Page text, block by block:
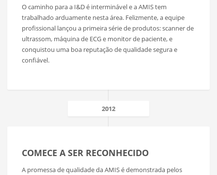
O caminho para a I&D é interminável e a AMIS tem
trabalhado arduamente nesta área. Felizmente, a equipe
profissional lançou a primeira série de produtos: scanner de
ultrassom, máquina de ECG e monitor de paciente, e
conquistou uma boa reputação de qualidade segura e
confiável.
2012
COMECE A SER RECONHECIDO
A promessa de qualidade da AMIS é demonstrada pelos